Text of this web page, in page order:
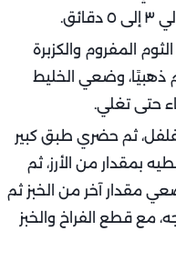
المفروم والكزبرة
ذهبيًا، وضعي الخليط
حتى تغلي.
ثم حضري طبق كبير
بمقدار من الأرز، ثم
مقدار آخر من الخبز ثم
مع قطع الفراخ والخبز